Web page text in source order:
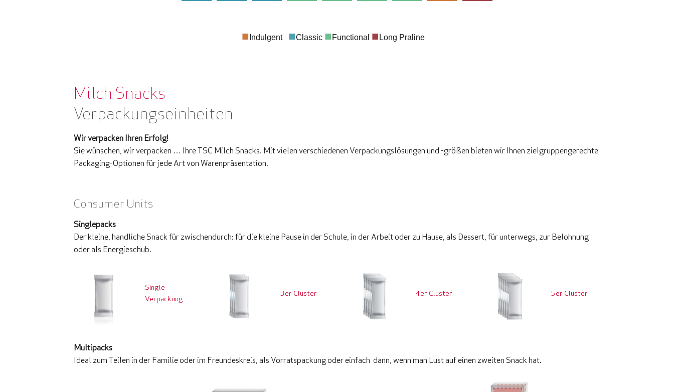
■ Indulgent ■Classic ■ Functional ■ Long Praline
Milch Snacks
Verpackungseinheiten
Wir verpacken Ihren Erfolg!
Sie wünschen, wir verpacken … Ihre TSC Milch Snacks. Mit vielen verschiedenen Verpackungslösungen und -größen bieten wir Ihnen zielgruppengerechte
Packaging-Optionen für jede Art von Warenpräsentation.
Consumer Units
Singlepacks
Der kleine, handliche Snack für zwischendurch: für die kleine Pause in der Schule, in der Arbeit oder zu Hause, als Dessert, für unterwegs, zur Belohnung
oder als Energieschub.
Single
Verpackung
3er Cluster 4er Cluster 5er Cluster
Multipacks
Ideal zum Teilen in der Familie oder im Freundeskreis, als Vorratspackung oder einfach dann, wenn man Lust auf einen zweiten Snack hat.